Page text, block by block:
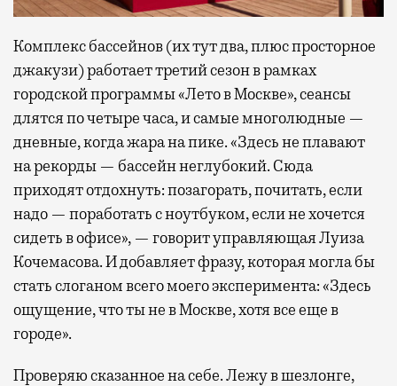
Комплекс бассейнов (их тут два, плюс просторное
джакузи) работает третий сезон в рамках
городской программы «Лето в Москве», сеансы
длятся по четыре часа, и самые многолюдные —
дневные, когда жара на пике. «Здесь не плавают
на рекорды — бассейн неглубокий. Сюда
приходят отдохнуть: позагорать, почитать, если
надо — поработать с ноутбуком, если не хочется
сидеть в офисе», — говорит управляющая Луиза
Кочемасова. И добавляет фразу, которая могла бы
стать слоганом всего моего эксперимента: «Здесь
ощущение, что ты не в Москве, хотя все еще в
городе».
Проверяю сказанное на себе. Лежу в шезлонге,